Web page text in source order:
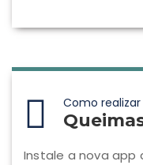
Como
Instale a nova app